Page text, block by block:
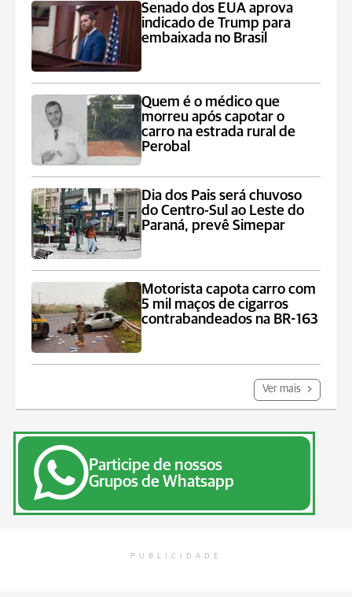
Senado dos EUA aprova
indicado de Trump para
embaixada no Brasil
Quem é o médico que
morreu após capotar o
carro na estrada rural de
Perobal
Dia dos Pais será chuvoso
do Centro-Sul ao Leste do
Paraná, prevê Simepar
Motorista capota carro com
5 mil maços de cigarros
contrabandeados na BR-163
Ver mais
Participe de nossos
Grupos de Whatsapp
PUBLICIDADE